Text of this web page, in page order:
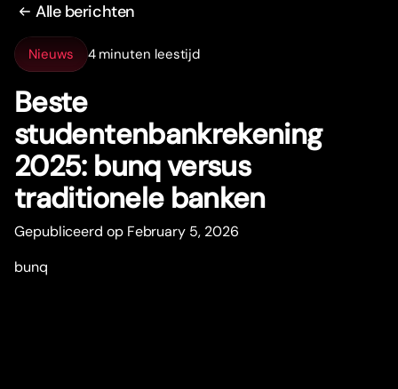
Alle berichten
Nieuws 4 minuten leestijd
Beste
studentenbankrekening
2025: bunq versus
traditionele banken
Gepubliceerd op February 5, 2026
bunq